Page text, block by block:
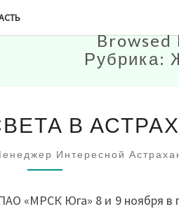
Browsed
Рубрика:
ДНЯ
СВЕТА
АСТРАХАНИ
В
Интересной
«МРСК Юга» 8 и 9 ноября в